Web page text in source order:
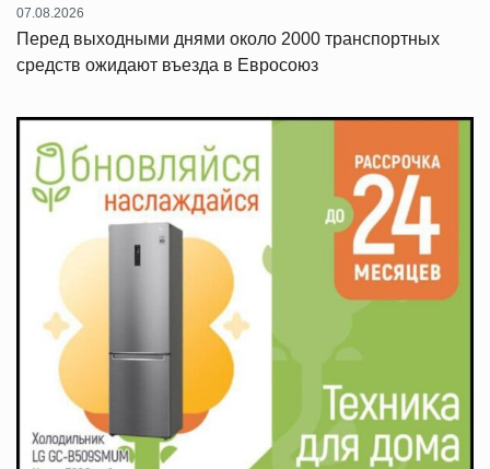
07.08.2026
Перед выходными днями около 2000 транспортных
средств ожидают въезда в Евросоюз